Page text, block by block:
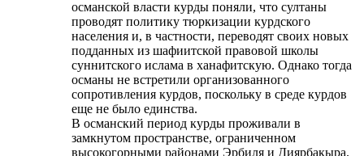
османской власти курды поняли, что султаны
проводят политику тюркизации курдского
населения и, в частности, переводят своих новых
подданных из шафиитской правовой школы
суннитского ислама в ханафитскую. Однако тогда
османы не встретили организованного
сопротивления курдов, поскольку в среде курдов
еще не было единства.
В османский период курды проживали в
замкнутом пространстве, ограниченном
высокогорными районами Эрбиля и Диярбакыра.